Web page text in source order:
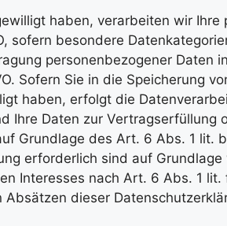
haben, verarbeiten wir
sofern besondere
personenbezogener
Sofern Sie in die Speicherung
haben, erfolgt die
Ihre Daten zur Vertragserfüllung
Grundlage des Art. 6 Abs. 1 lit.
erforderlich sind auf
Interesses nach Art. 6 Abs. 1
dieser